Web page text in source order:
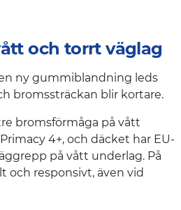
och torrt väglag
ny gummiblandning leds
bromssträckan blir kortare.
bromsförmåga på vått
4+, och däcket har EU-
på vått underlag. På
och responsivt, även vid